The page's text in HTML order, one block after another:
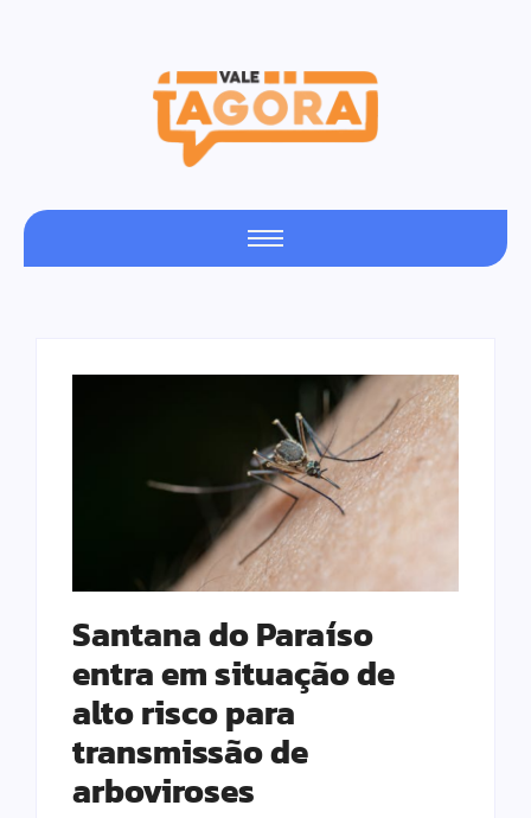
Santana do Paraíso
entra em situação de
alto risco para
transmissão de
arboviroses